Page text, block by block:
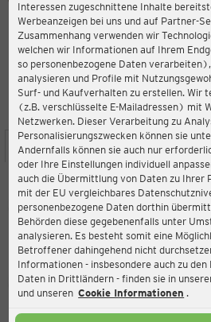
Interessen zugeschnittene Inhalte
Werbeanzeigen bei uns und auf Partner-
Zusammenhang verwenden wir
welchen wir Informationen auf Ihrem
so personenbezogene Daten
analysieren und Profile mit
Surf- und Kaufverhalten zu erstellen. Wir
(z.B. verschlüsselte E-Mailadressen) mit
Netzwerken. Dieser Verarbeitung zu
Personalisierungszwecken können sie
Andernfalls können sie auch nur
oder Ihre Einstellungen individuell
auch die Übermittlung von Daten zu Ihrer
mit der EU vergleichbares
personenbezogene Daten dorthin
Behörden diese gegebenenfalls unter
analysieren. Es besteht somit eine
Betroffener dahingehend nicht
Informationen - insbesondere auch zu
Daten in Drittländern - finden sie in
und unseren Cookie Informationen .
ERNSTING'S FAMILY
Bahnhofstr.
66606 Sankt
4,4
STANDORT SERVICES SORTIMENT
Ernsting's family
Bahnhofstr. 10 - 14, 66606
Aktuell:
Geöffnet